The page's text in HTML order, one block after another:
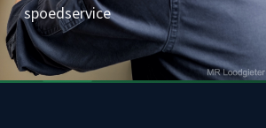
spoedservice